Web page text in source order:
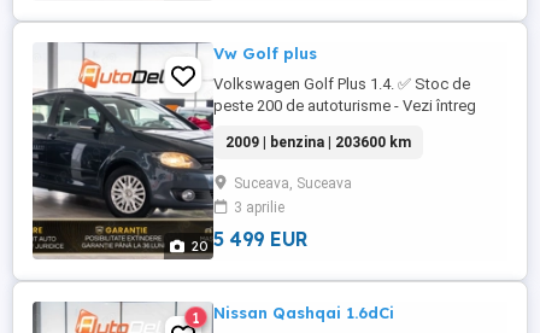
20
Vw Golf plus
Volkswagen Golf Plus 1.4. ✅ Stoc de
peste 200 de autoturisme - Vezi întreg
Volkswagen Golf Plus /// * Culoare :
Albastru Metalizat * Km= > 100% reali &
verificabili * An fabricatie: 2009 * Data
primei înmatriculări: august 2009 * Putere
motor: 122 CP * ...
2009 | benzina | 203600 km
Suceava, Suceava
3 aprilie
5 499 EUR
1 Nissan Qashqai 1.6dCi